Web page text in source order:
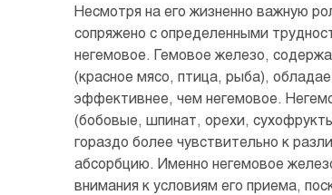
Несмотря на его жизненно важную
сопряжено с определенными
негемовое. Гемовое железо,
(красное мясо, птица, рыба),
эффективнее, чем негемовое.
(бобовые, шпинат, орехи,
гораздо более чувствительно к
абсорбцию. Именно негемовое
внимания к условиям его приема,